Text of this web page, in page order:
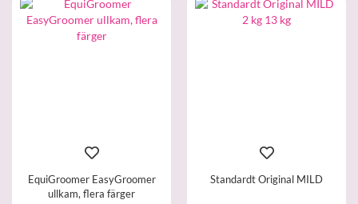
EquiGroomer EasyGroomer
ullkam, flera färger
Standardt Original MILD